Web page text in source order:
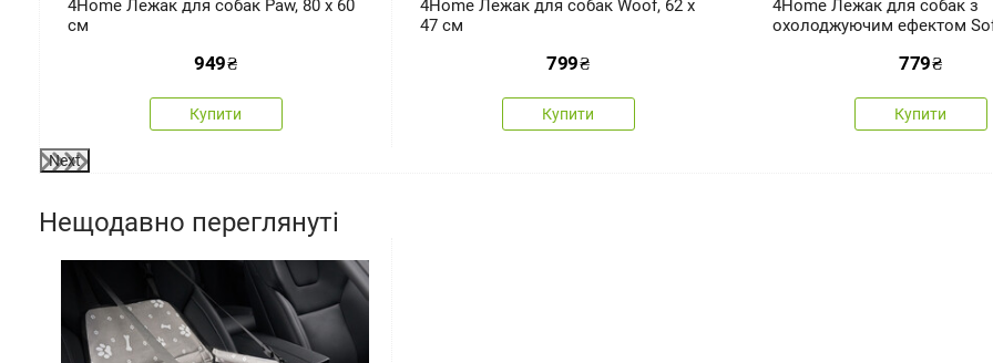
4Home Лежак для собак Paw, 80 x 60
см
949₴
Купити
4Home Лежак для собак Woof, 62 х
47 см
799₴
Купити
4Home Лежак для собак з
охолоджуючим ефектом
779₴
Купити
Next
Нещодавно переглянуті